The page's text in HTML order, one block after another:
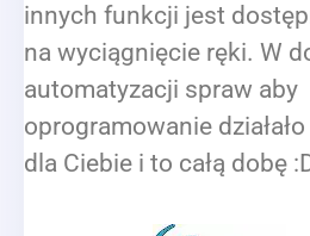
innych funkcji jest
na wyciągnięcie ręki. W
automatyzacji spraw aby
oprogramowanie
dla Ciebie i to całą dobę